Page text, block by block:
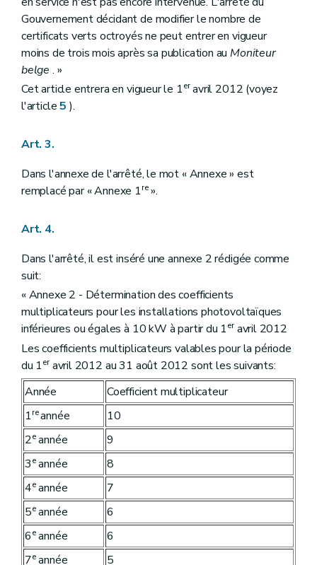
Gouvernement décidant de modifier le nombre de
certificats verts octroyés ne peut entrer en vigueur
moins de trois mois après sa publication auMoniteur
belge . »
Cet article entrera en vigueur le 1eravril 2012 (voyez
l'article5 ).
Art. 3.
Dans l'annexe de l'arrêté, le mot « Annexe » est
remplacé par « Annexe 1re».
Art. 4.
Dans l'arrêté, il est inséré une annexe 2 rédigée comme
suit:
« Annexe 2 - Détermination des coefficients
multiplicateurs pour les installations photovoltaïques
inférieures ou égales à 10 kW à partir du 1eravril 2012
Les coefficients multiplicateurs valables pour la période
du 1eravril 2012 au 31 août 2012 sont les suivants:
Année
Coefficient multiplicateur
1reannée
10
2eannée
9
3eannée
8
4eannée
7
5eannée
6
6eannée
6
7eannée 5